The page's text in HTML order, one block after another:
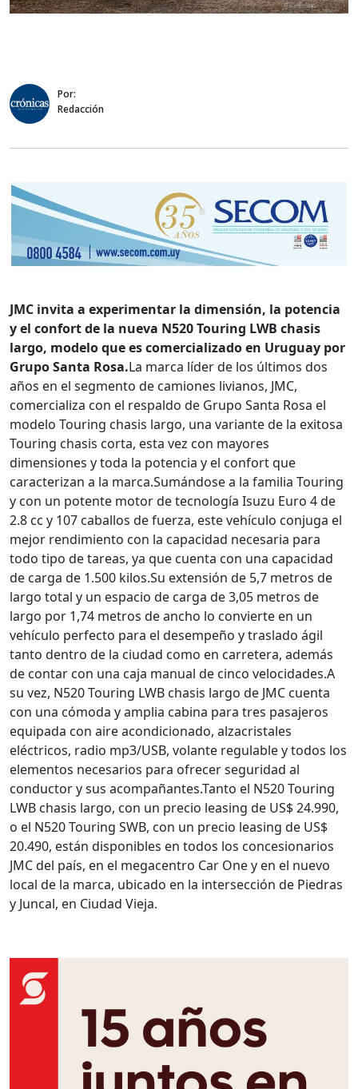
Por:
Redacción
JMC invita a experimentar la dimensión, la potencia
y el confort de la nueva N520 Touring LWB chasis
largo, modelo que es comercializado en Uruguay por
Grupo Santa Rosa.La marca líder de los últimos dos
años en el segmento de camiones livianos, JMC,
comercializa con el respaldo de Grupo Santa Rosa el
modelo Touring chasis largo, una variante de la exitosa
Touring chasis corta, esta vez con mayores
dimensiones y toda la potencia y el confort que
caracterizan a la marca.Sumándose a la familia Touring
y con un potente motor de tecnología Isuzu Euro 4 de
2.8 cc y 107 caballos de fuerza, este vehículo conjuga el
mejor rendimiento con la capacidad necesaria para
todo tipo de tareas, ya que cuenta con una capacidad
de carga de 1.500 kilos.Su extensión de 5,7 metros de
largo total y un espacio de carga de 3,05 metros de
largo por 1,74 metros de ancho lo convierte en un
vehículo perfecto para el desempeño y traslado ágil
tanto dentro de la ciudad como en carretera, además
de contar con una caja manual de cinco velocidades.A
su vez, N520 Touring LWB chasis largo de JMC cuenta
con una cómoda y amplia cabina para tres pasajeros
equipada con aire acondicionado, alzacristales
eléctricos, radio mp3/USB, volante regulable y todos los
elementos necesarios para ofrecer seguridad al
conductor y sus acompañantes.Tanto el N520 Touring
LWB chasis largo, con un precio leasing de US$ 24.990,
o el N520 Touring SWB, con un precio leasing de US$
20.490, están disponibles en todos los concesionarios
JMC del país, en el megacentro Car One y en el nuevo
local de la marca, ubicado en la intersección de Piedras
y Juncal, en Ciudad Vieja.